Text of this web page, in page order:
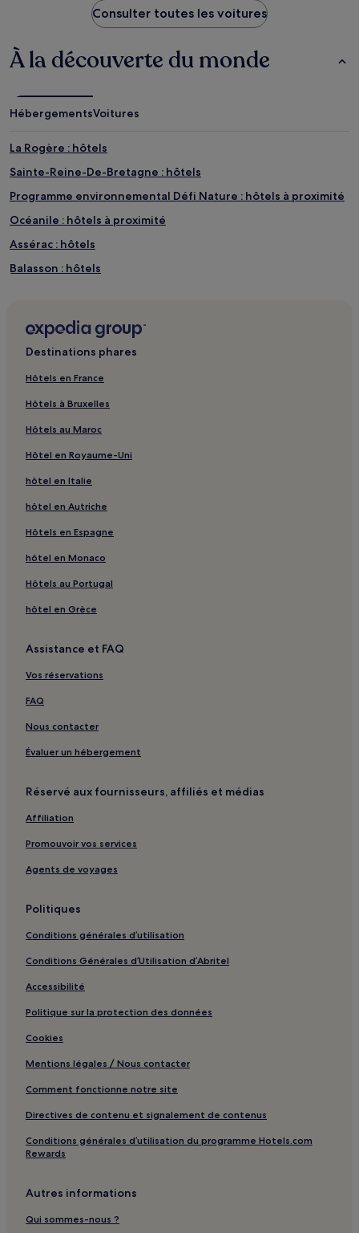
Consulter toutes les voitures
À la découverte du monde
HébergementsVoitures
La Rogère : hôtels
Sainte-Reine-De-Bretagne : hôtels
Programme environnemental Défi Nature : hôtels à proximité
Océanile : hôtels à proximité
Assérac : hôtels
Balasson : hôtels
La Babinais : hôtels
Le Grand Vieil : hôtels
Plage du Moulin : hôtels à proximité
Port Charlotte : hôtels à proximité
Spa du Béryl : hôtels à proximité
Saint-Nazaire : hôtels Hôtels avec parking
Saint-Nazaire : hôtels
Trignac : hôtels Hôtels avec parking
Saint-Brevin-Les-Pins : hôtels Hôtels avec parking
Saint-Brevin-Les-Pins : hôtels
La Baule-Escoublac : hôtels Hôtels avec parking
La Baule-Escoublac : hôtels
Montoir : hôtels à proximité
Saint-Brévin-L'océan : hôtels
Gare de La Croix-de-Méan : hôtels à proximité
Saint-Roch : hôtels
Loire-Atlantique : hôtels Hôtels avec Wi-Fi
Loire-Atlantique : hôtels Hôtels acceptant les animaux de
Loire-Atlantique : hôtels
Baie de Bourgneuf : hôtels à proximité
Serpent d'océan : hôtels à proximité
La Guérinière : hôtels
Les Moutiers-en-Retz : hôtels
Pornichet : hôtels Hôtels d’affaires
Pornichet : hôtels
Destinations phares
Hôtels en France
Hôtels à Bruxelles
Hôtels au Maroc
Hôtel en Royaume-Uni
hôtel en Italie
hôtel en Autriche
Hôtels en Espagne
hôtel en Monaco
Hôtels au Portugal
hôtel en Grèce
Assistance et FAQ
Vos réservations
FAQ
Nous contacter
Évaluer un hébergement
Réservé aux fournisseurs, affiliés et médias
Affiliation
Promouvoir vos services
Agents de voyages
Politiques
Conditions générales d’utilisation
Conditions Générales d’Utilisation d’Abritel
Accessibilité
Politique sur la protection des données
Cookies
Mentions légales / Nous contacter
Comment fonctionne notre site
Directives de contenu et signalement de contenus
Conditions générales d’utilisation du programme Hotels.com
Rewards
Autres informations
Qui sommes-nous ?